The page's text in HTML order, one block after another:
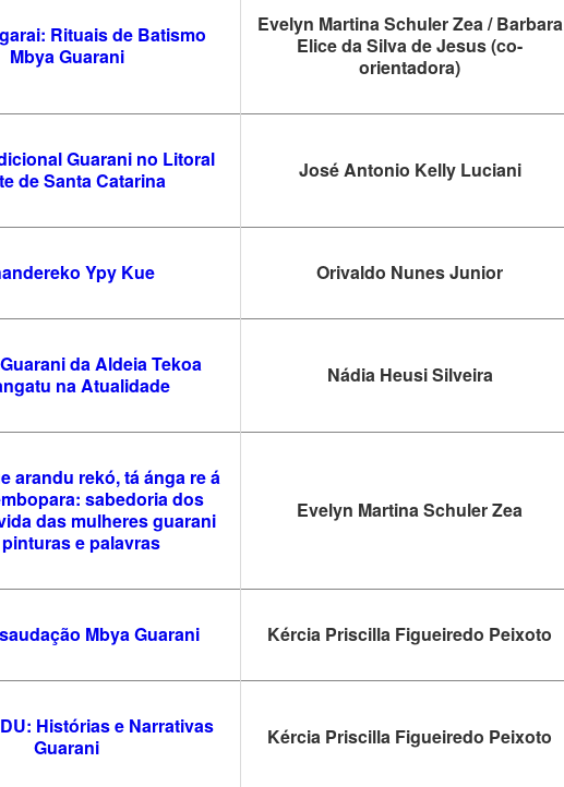
Rituais de Batismo
Mbya Guarani
Evelyn Martina Schuler Zea / Barbara
Elice da Silva de Jesus (co-
orientadora)
Guarani no Litoral
de Santa Catarina
José Antonio Kelly Luciani
Ypy Kue Orivaldo Nunes Junior
da Aldeia Tekoa
na Atualidade
Nádia Heusi Silveira
arandu rekó, tá ánga re á
sabedoria dos
das mulheres guarani
e palavras
Evelyn Martina Schuler Zea
Mbya Guarani Kércia Priscilla Figueiredo Peixoto
Histórias e Narrativas
Guarani
Kércia Priscilla Figueiredo Peixoto